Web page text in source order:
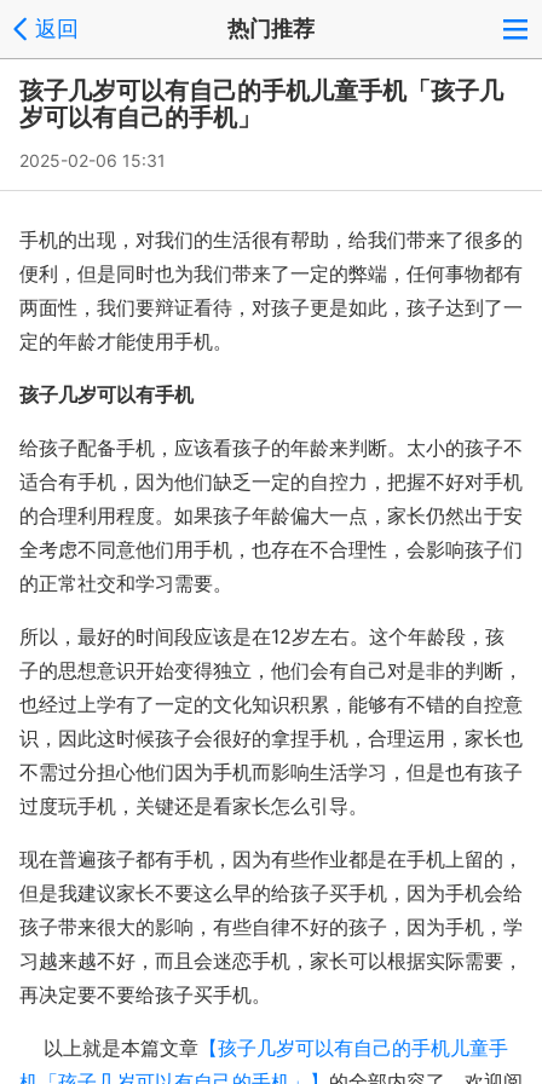
返回 热门推荐
孩子几岁可以有自己的手机儿童手机「孩子几
岁可以有自己的手机」
2025-02-06 15:31
手机的出现，对我们的生活很有帮助，给我们带来了很多的
便利，但是同时也为我们带来了一定的弊端，任何事物都有
两面性，我们要辩证看待，对孩子更是如此，孩子达到了一
定的年龄才能使用手机。
孩子几岁可以有手机
给孩子配备手机，应该看孩子的年龄来判断。太小的孩子不
适合有手机，因为他们缺乏一定的自控力，把握不好对手机
的合理利用程度。如果孩子年龄偏大一点，家长仍然出于安
全考虑不同意他们用手机，也存在不合理性，会影响孩子们
的正常社交和学习需要。
所以，最好的时间段应该是在12岁左右。这个年龄段，孩
子的思想意识开始变得独立，他们会有自己对是非的判断，
也经过上学有了一定的文化知识积累，能够有不错的自控意
识，因此这时候孩子会很好的拿捏手机，合理运用，家长也
不需过分担心他们因为手机而影响生活学习，但是也有孩子
过度玩手机，关键还是看家长怎么引导。
现在普遍孩子都有手机，因为有些作业都是在手机上留的，
但是我建议家长不要这么早的给孩子买手机，因为手机会给
孩子带来很大的影响，有些自律不好的孩子，因为手机，学
习越来越不好，而且会迷恋手机，家长可以根据实际需要，
再决定要不要给孩子买手机。
以上就是本篇文章 【孩子几岁可以有自己的手机儿童手